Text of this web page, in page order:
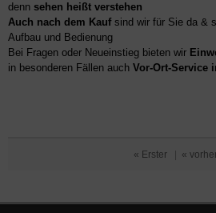
denn sehen heißt verstehen
Auch nach dem Kaufsind wir für Sie da &
Aufbau und Bedienung
Bei Fragen oder Neueinstieg bieten wir
in besonderen Fällen auch Vor-Ort-Service
« Erster «